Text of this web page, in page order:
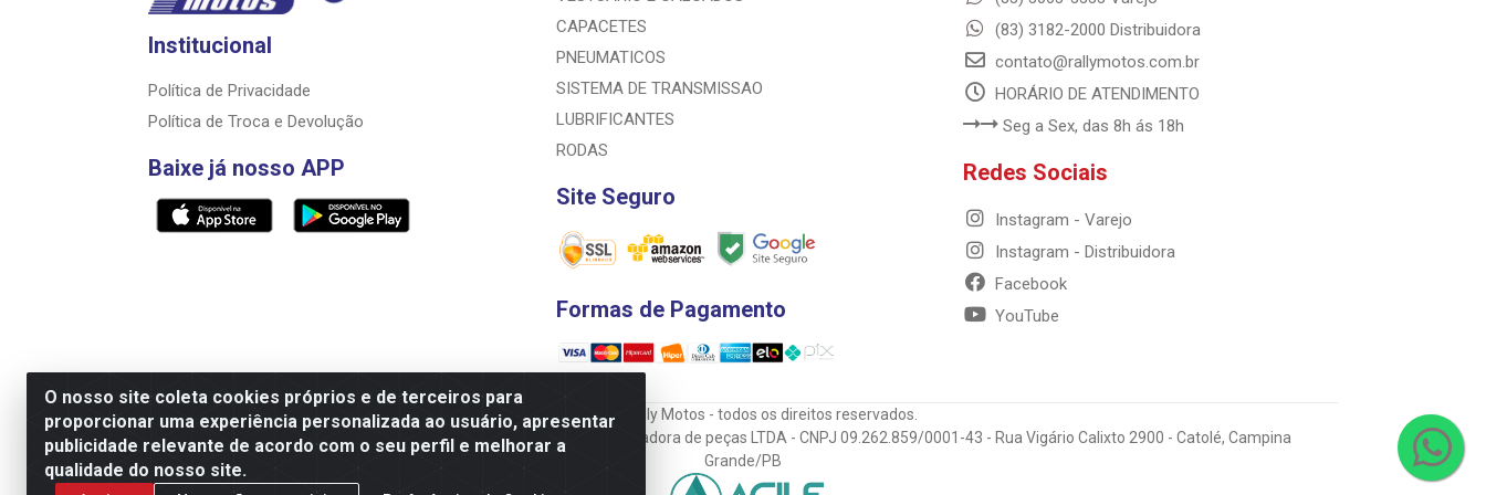
O nosso site coleta cookies próprios e de terceiros para
proporcionar uma experiência personalizada ao usuário, apresentar
publicidade relevante de acordo com o seu perfil e melhorar a
qualidade do nosso site.
Institucional
Política de Privacidade
Política de Troca e Devolução
Baixe já nosso APP
CAPACETES
PNEUMATICOS
SISTEMA DE TRANSMISSAO
LUBRIFICANTES
RODAS
Site Seguro
Formas de Pagamento
(83) 3182-2000 Distribuidora
contato@rallymotos.com.br
HORÁRIO DE ATENDIMENTO
Seg a Sex, das 8h ás 18h
Redes Sociais
Instagram - Varejo
Instagram - Distribuidora
Facebook
YouTube
© 2023 Rally Motos - todos os direitos reservados.
Razão Social: Rally motos distribuidora, importadora e transportadora de peças LTDA - CNPJ 09.262.859/0001-43 - Rua Vigário Calixto 2900 - Catolé, Campina
Grande/PB